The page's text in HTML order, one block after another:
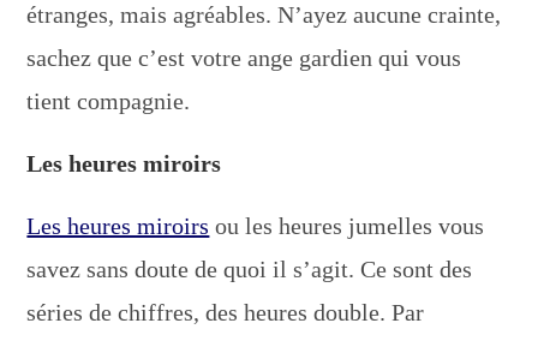
étranges, mais agréables. N’ayez aucune crainte,
sachez que c’est votre ange gardien qui vous
tient compagnie.
Les heures miroirs
Les heures miroirs ou les heures jumelles vous
savez sans doute de quoi il s’agit. Ce sont des
séries de chiffres, des heures double. Par